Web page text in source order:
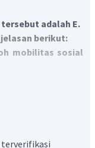
adalah E.
berikut:
mobilitas sosial
dapat terjadi
terverifikasi